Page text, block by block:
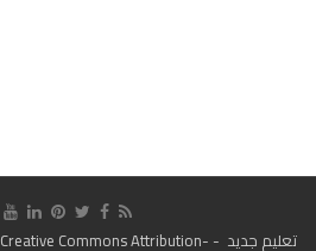
تعليم جديد - This work is licensed under a
Creative Commons Attribution-